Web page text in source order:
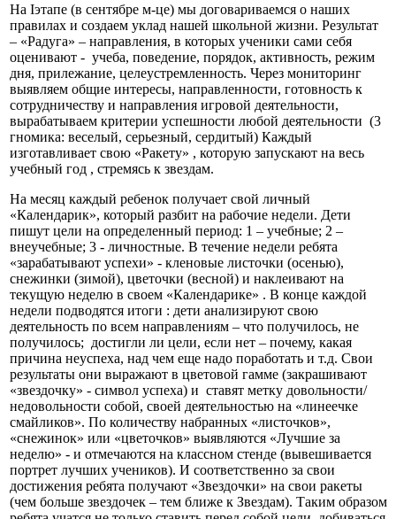
На Iэтапе (в сентябре м-це) мы договариваемся о наших
правилах и создаем уклад нашей школьной жизни. Результат
– «Радуга» – направления, в которых ученики сами себя
оценивают - учеба, поведение, порядок, активность, режим
дня, прилежание, целеустремленность. Через мониторинг
выявляем общие интересы, направленности, готовность к
сотрудничеству и направления игровой деятельности,
вырабатываем критерии успешности любой деятельности (3
гномика: веселый, серьезный, сердитый) Каждый
изготавливает свою «Ракету» , которую запускают на весь
учебный год , стремясь к звездам.
На месяц каждый ребенок получает свой личный
«Календарик», который разбит на рабочие недели. Дети
пишут цели на определенный период: 1 – учебные; 2 –
внеучебные; 3 - личностные. В течение недели ребята
«зарабатывают успехи» - кленовые листочки (осенью),
снежинки (зимой), цветочки (весной) и наклеивают на
текущую неделю в своем «Календарике» . В конце каждой
недели подводятся итоги : дети анализируют свою
деятельность по всем направлениям – что получилось, не
получилось; достигли ли цели, если нет – почему, какая
причина неуспеха, над чем еще надо поработать и т.д. Свои
результаты они выражают в цветовой гамме (закрашивают
«звездочку» - символ успеха) и ставят метку довольности/
недовольности собой, своей деятельностью на «линеечке
смайликов». По количеству набранных «листочков»,
«снежинок» или «цветочков» выявляются «Лучшие за
неделю» - и отмечаются на классном стенде (вывешивается
портрет лучших учеников). И соответственно за свои
достижения ребята получают «Звездочки» на свои ракеты
(чем больше звездочек – тем ближе к Звездам). Таким образом